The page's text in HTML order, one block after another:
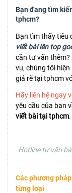
Bạn đang tìm
tphcm?
Bạn tìm thấy tiêu
viết bài lên top
cần tư vấn
vụ, chúng tôi
giá rẽ tại tphcm
Hãy liên hệ ngay
yêu cầu của bạn
viết bài tại tphcm.
Hotline tư vấn
Các phương
từng loại